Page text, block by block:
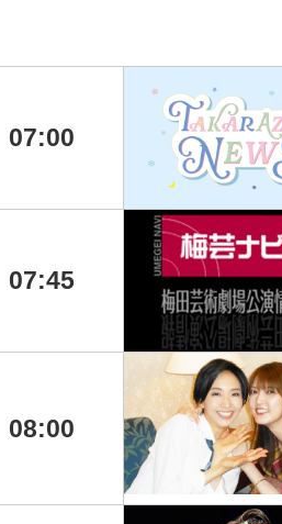
07:00
07:45
08:00